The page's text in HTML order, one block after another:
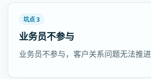
坑点 3
业务员不参与
业务员不参与，客户关系问题无法推进